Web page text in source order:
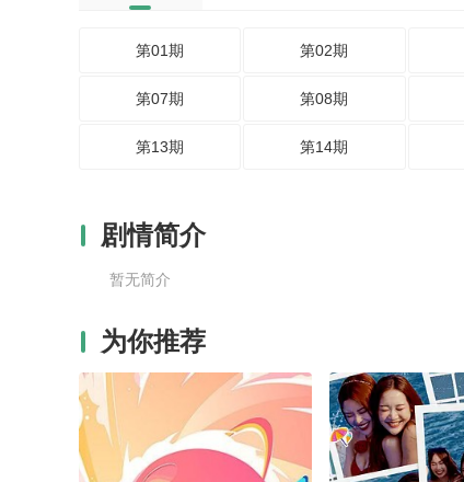
第01期 第02期
第07期 第08期
第13期 第14期
剧情简介
暂无简介
为你推荐